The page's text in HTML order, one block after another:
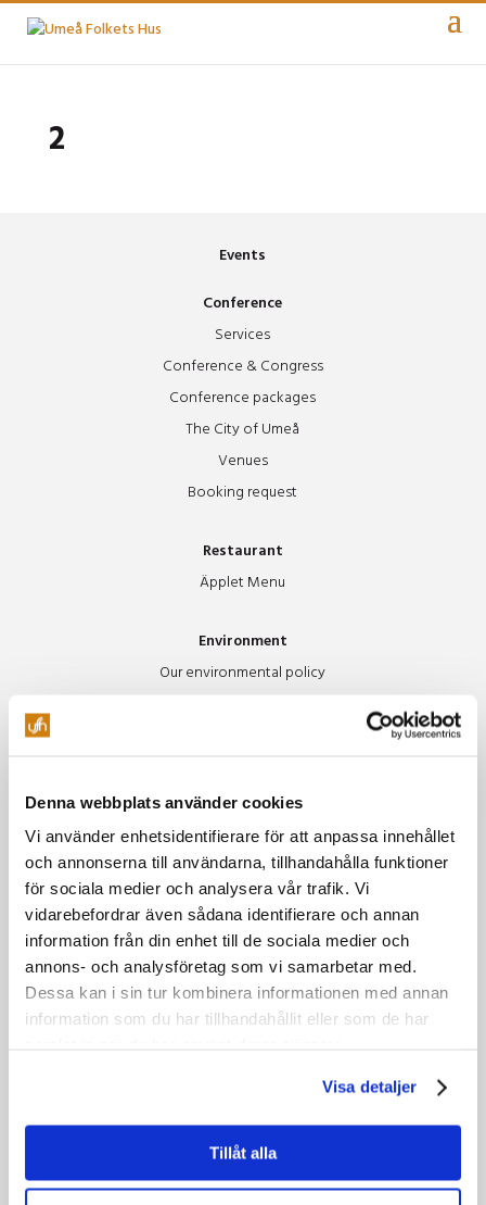
Denna webbplats använder cookies
Vi använder enhetsidentifierare för att anpassa innehållet
och annonserna till användarna, tillhandahålla funktioner
för sociala medier och analysera vår trafik. Vi
vidarebefordrar även sådana identifierare och annan
information från din enhet till de sociala medier och
annons- och analysföretag som vi samarbetar med.
Dessa kan i sin tur kombinera informationen med annan
information som du har tillhandahållit eller som de har
Visa detaljer
Tillåt alla
2
Events
Conference
Services
Conference & Congress
Conference packages
The City of Umeå
Venues
Booking request
Restaurant
Äpplet Menu
Environment
Our environmental policy
About us
Styrelsen
House of Metal
The Golden Apple
Scholarship
Technology